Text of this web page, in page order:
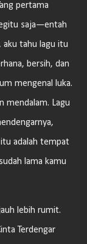
pertama
saja—entah
aku tahu lagu itu
bersih, dan
mengenal luka.
mendalam. Lagu
adalah tempat
lama kamu
lebih rumit.
Terdengar